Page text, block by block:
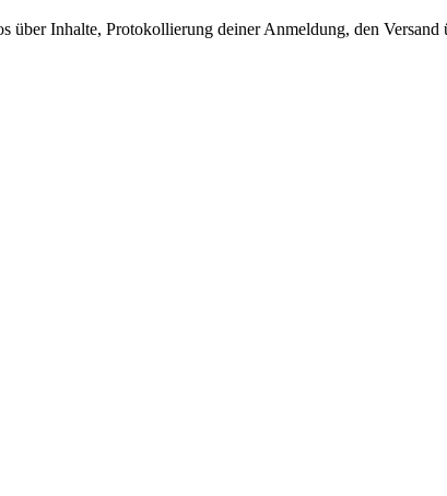
über Inhalte, Protokollierung deiner Anmeldung, den